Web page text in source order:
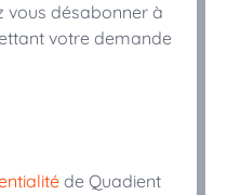
vous désabonner à
votre demande
de Quadient